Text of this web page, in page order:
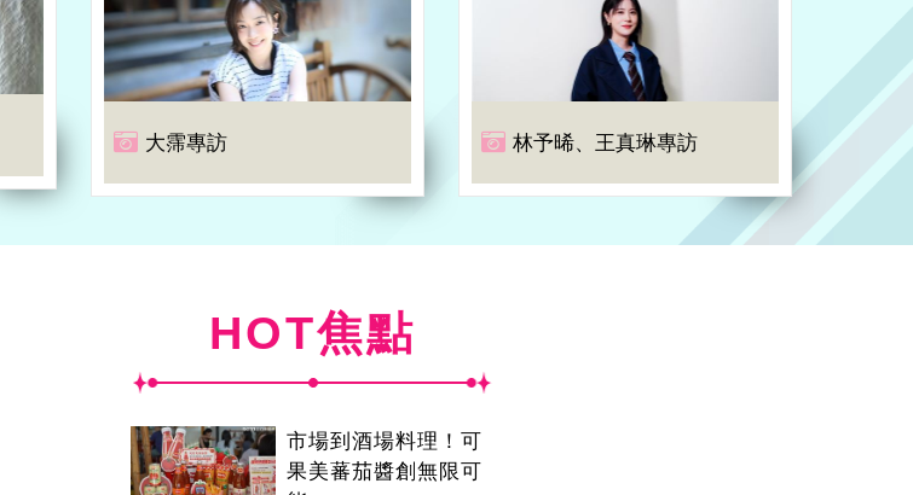
大霈專訪 林予晞、王真琳專訪
HOT焦點
市場到酒場料理！可
果美蕃茄醬創無限可